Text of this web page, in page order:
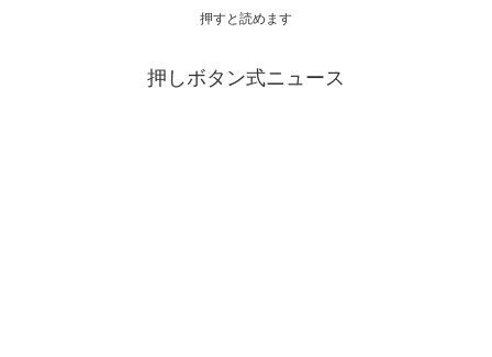
押すと読めます
押しボタン式ニュース